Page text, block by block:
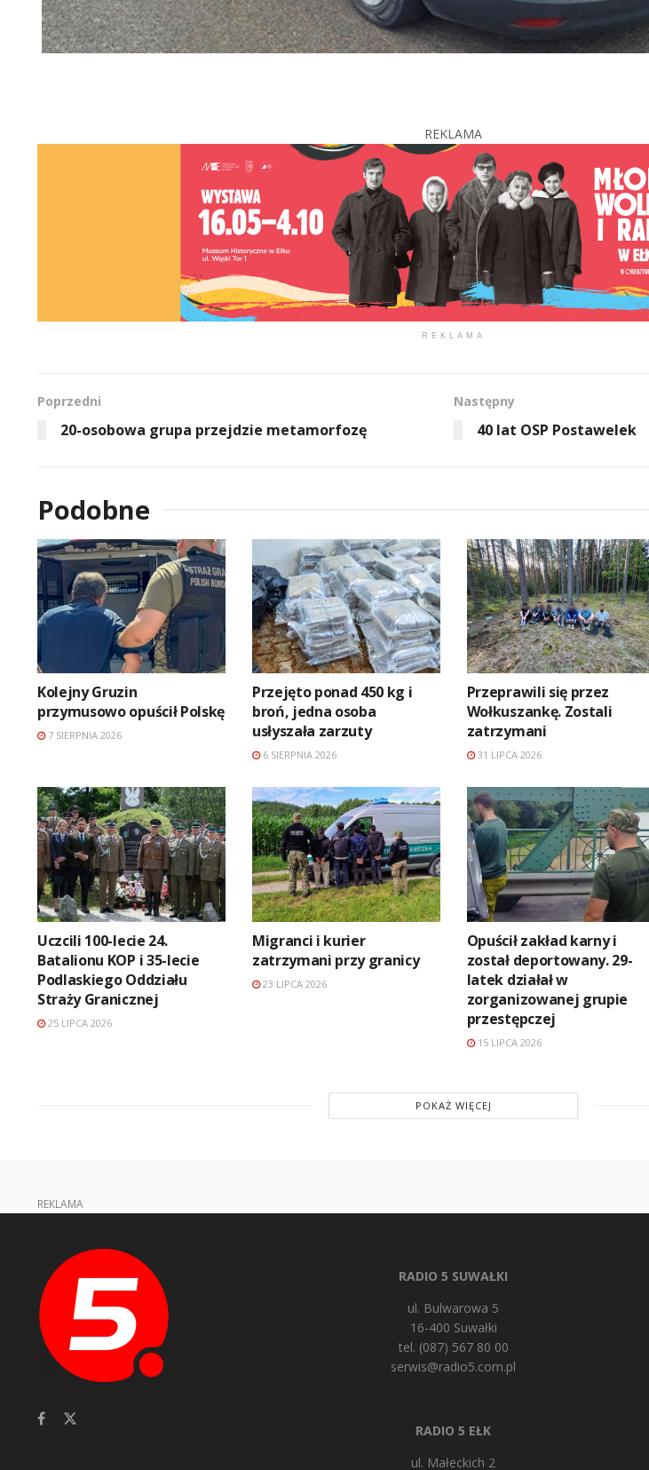
REKLAMA
REKLAMA
Poprzedni
20-osobowa grupa przejdzie metamorfozę
Następny
40 lat OSP Postawelek
Podobne
Kolejny Gruzin
przymusowo opuścił Polskę
7 SIERPNIA 2026
Przejęto ponad 450 kg i
broń, jedna osoba
usłyszała zarzuty
6 SIERPNIA 2026
Przeprawili się przez
Wołkuszankę. Zostali
zatrzymani
31 LIPCA 2026
Uczcili 100-lecie 24.
Batalionu KOP i 35-lecie
Podlaskiego Oddziału
Straży Granicznej
25 LIPCA 2026
Migranci i kurier
zatrzymani przy granicy
23 LIPCA 2026
Opuścił zakład karny i
został deportowany. 29-
latek działał w
zorganizowanej grupie
przestępczej
15 LIPCA 2026
POKAŻ WIĘCEJ
REKLAMA
RADIO 5 SUWAŁKI
ul. Bulwarowa 5
16-400 Suwałki
tel. (087) 567 80 00
serwis@radio5.com.pl
RADIO 5 EŁK
ul. Małeckich 2